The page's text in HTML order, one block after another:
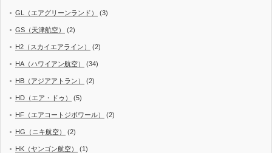
GL（エアグリーンランド） (3)
GS（天津航空） (2)
H2（スカイエアライン） (2)
HA（ハワイアン航空） (34)
HB（アジアアトラン） (2)
HD（エア・ドゥ） (5)
HF（エアコートジボワール） (2)
HG（ニキ航空） (2)
HK（ヤンゴン航空） (1)